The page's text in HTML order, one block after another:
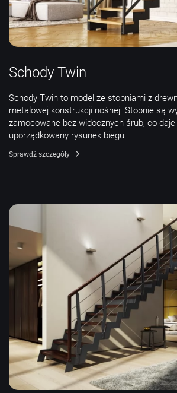
Schody Twin
Schody Twin to model ze stopniami z
metalowej konstrukcji nośnej. Stopnie są
zamocowane bez widocznych śrub, co daje
uporządkowany rysunek biegu.
Sprawdź szczegóły